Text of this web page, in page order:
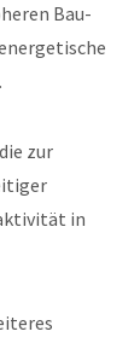
Bau-
zur
in